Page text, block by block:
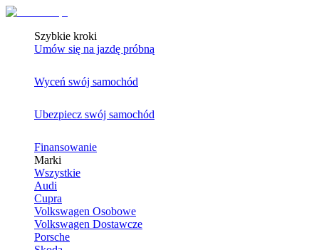
Szybkie kroki
Umów się na jazdę próbną
Wyceń swój samochód
Ubezpiecz swój samochód
Finansowanie
Marki
Wszystkie
Audi
Cupra
Volkswagen Osobowe
Volkswagen Dostawcze
Porsche